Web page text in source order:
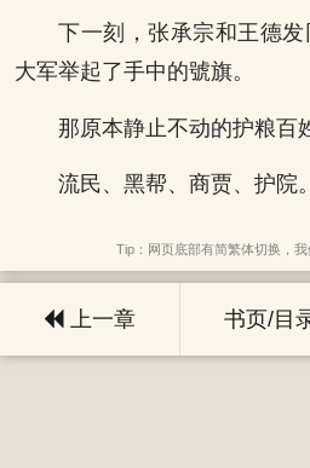
下一刻，张承宗和王德
大军举起了手中的號旗。
那原本静止不动的护粮百
流民、黑帮、商贾、护院。
Tip：网页底部有简繁体切换，我
上一章 书页/目